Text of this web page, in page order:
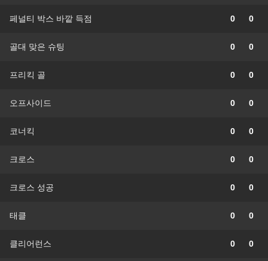
페널티 박스 바깥 득점 0 0
골대 맞은 슈팅 0 0
프리킥 골 0 0
오프사이드 0 0
코너킥 0 0
크로스 0 0
크로스 성공 0 0
태클 0 0
클리어런스 0 0